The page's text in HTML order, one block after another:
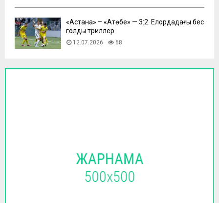
​«Астана» – «Ақтөбе» — 3:2. Елордадағы бес
голдық триллер
12.07.2026 68